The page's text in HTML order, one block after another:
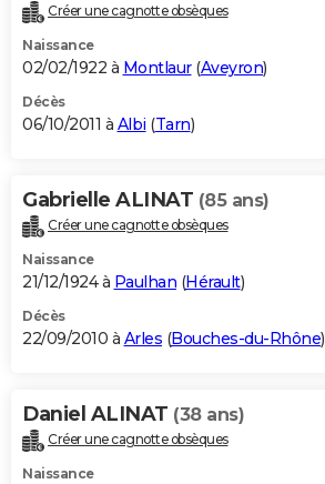
Créer une cagnotte obsèques
Naissance
02/02/1922 à Montlaur(Aveyron)
Décès
06/10/2011 à Albi (Tarn)
Gabrielle ALINAT (85 ans)
Créer une cagnotte obsèques
Naissance
21/12/1924 à Paulhan (Hérault)
Décès
22/09/2010 à Arles (Bouches-du-Rhône)
Daniel ALINAT (38 ans)
Créer une cagnotte obsèques
Naissance